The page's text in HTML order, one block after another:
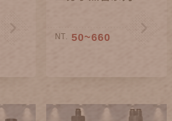
NT. 50~660